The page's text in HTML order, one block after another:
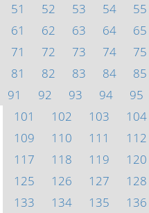
51
52 53 54 55
61
62 63 64 65
71
72 73 74 75
81
82 83 84 85
91
92 93 94 95
101
102 103 104
109
110 111 112
117
118 119 120
125
126 127 128
133
134 135 136